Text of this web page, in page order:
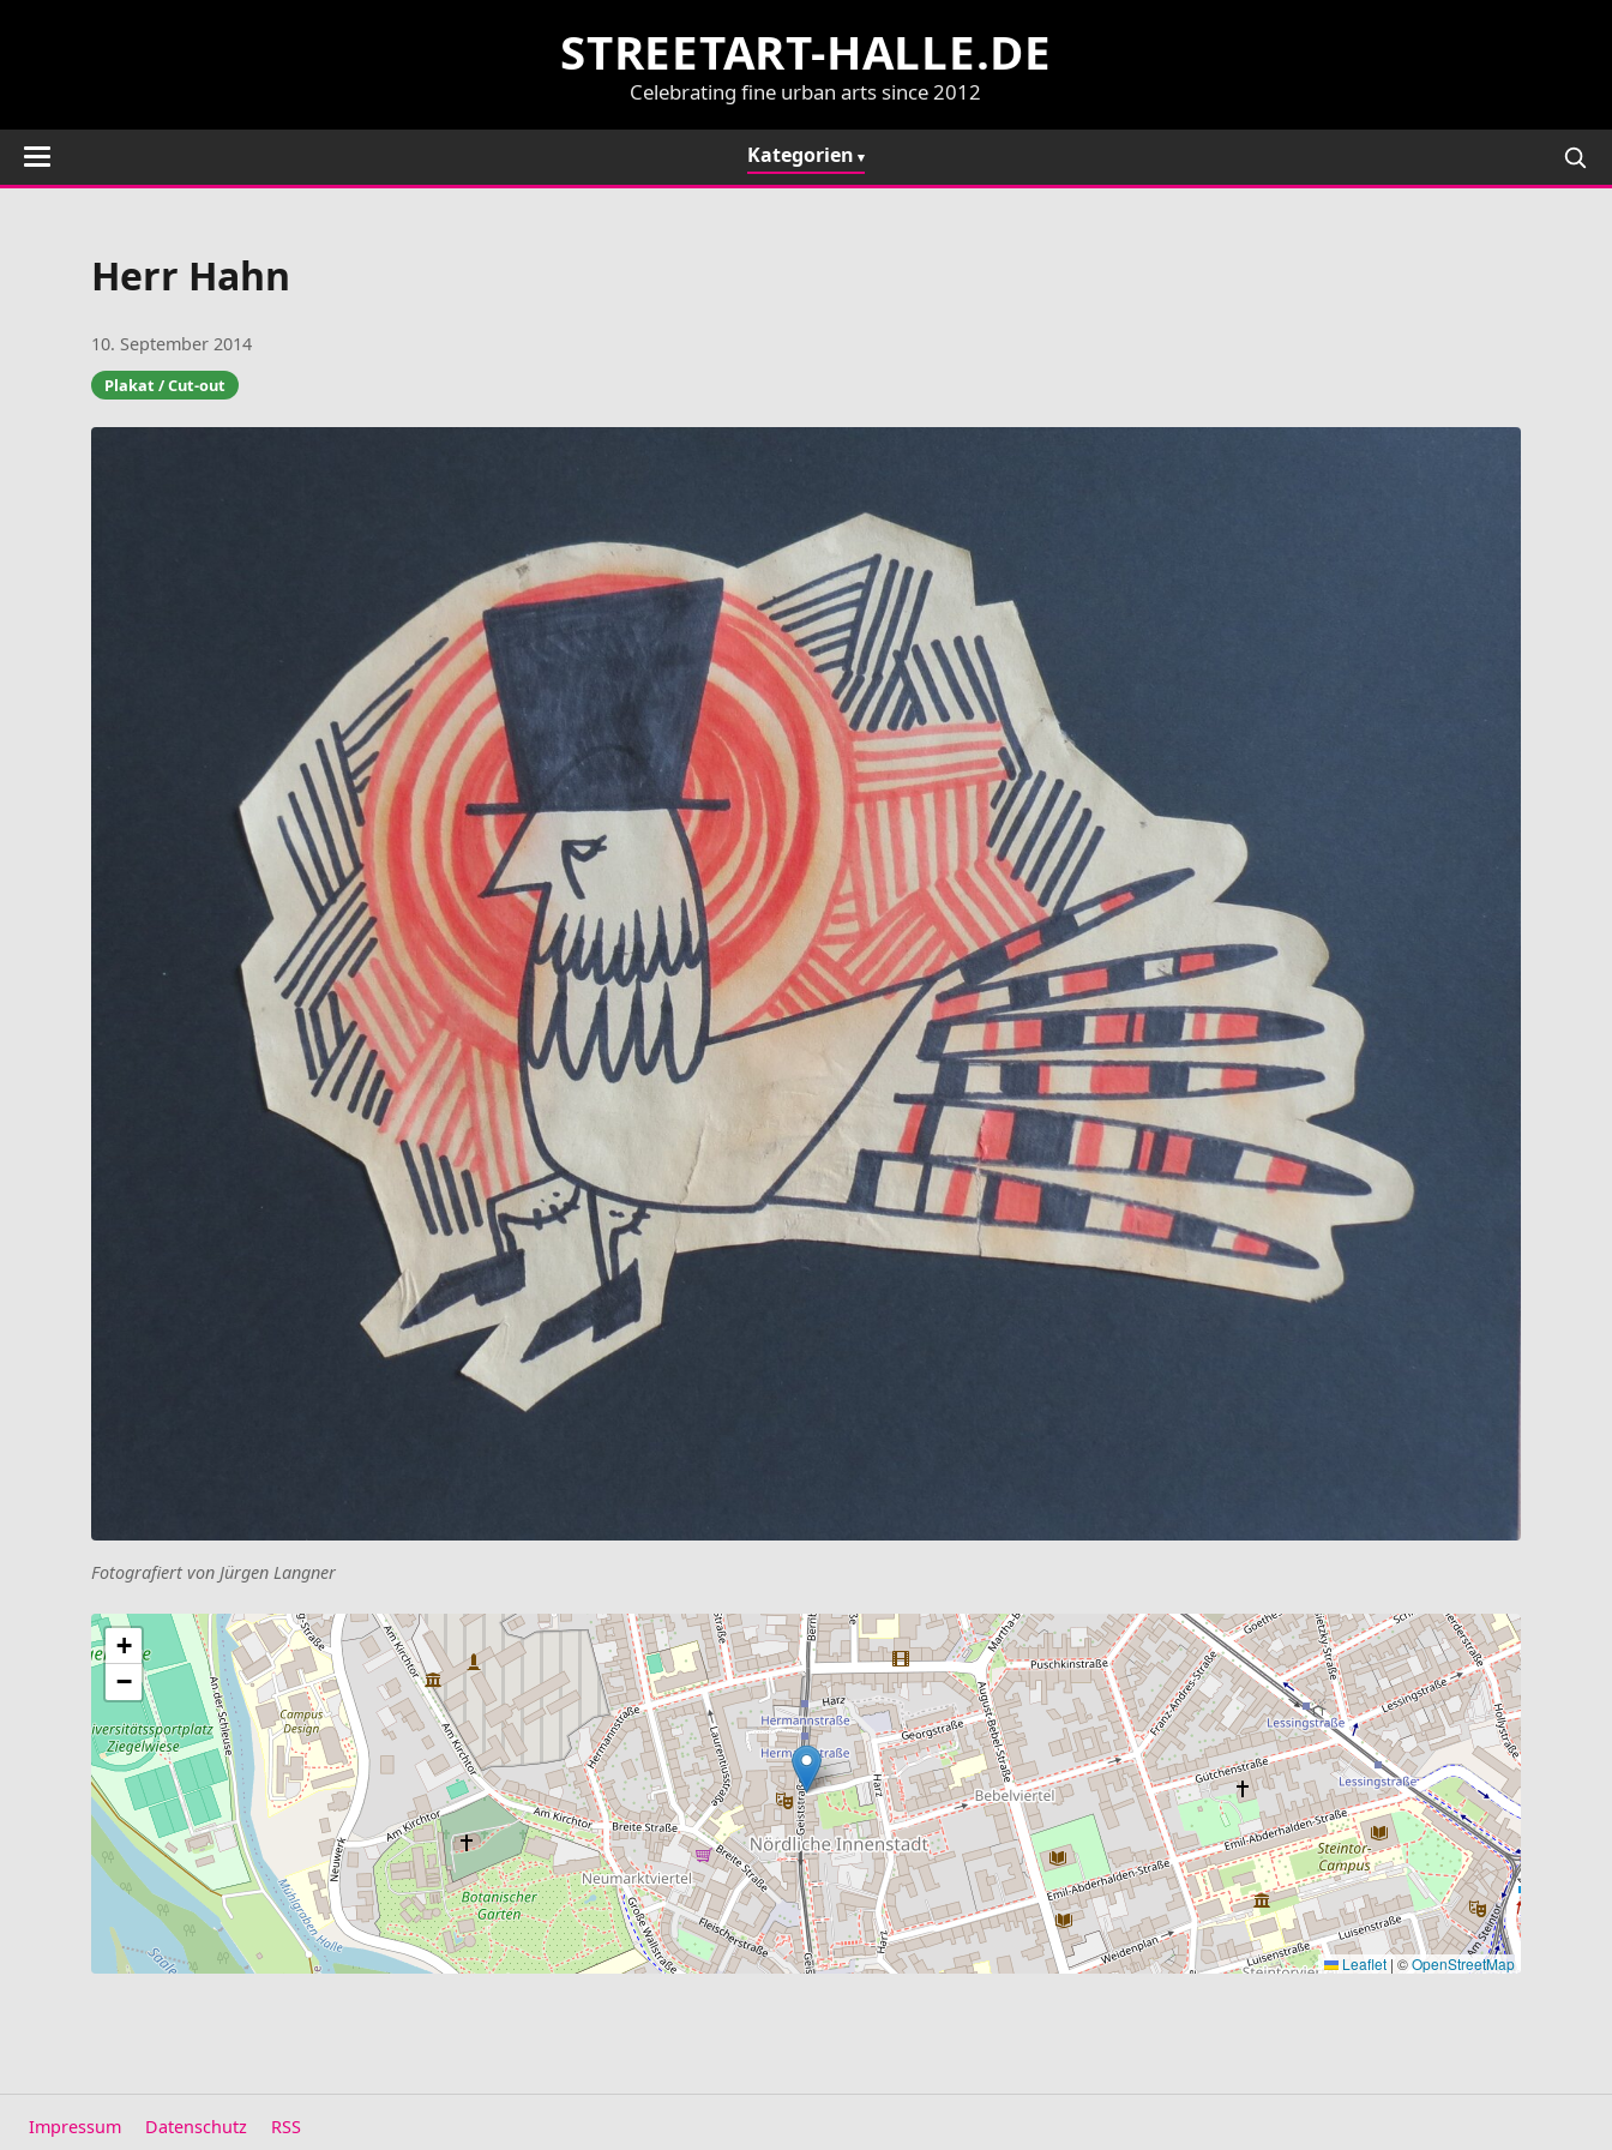
STREETART-HALLE.DE
Celebrating fine urban arts since 2012
Kategorien
Herr Hahn
10. September 2014
Plakat / Cut-out
Fotografiert von Jürgen Langner
+
−
Leaflet | ©OpenStreetMap
Impressum Datenschutz RSS